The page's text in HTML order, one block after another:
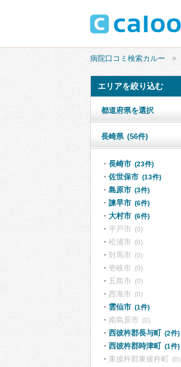
病院口コミ検索カルー
エリアを絞り込む
都道府県を選択
長崎県 (56件)
長崎市 (23件)
佐世保市 (13件)
島原市 (3件)
諫早市 (6件)
大村市 (6件)
平戸市 (0)
松浦市 (0)
対馬市 (0)
壱岐市 (0)
五島市 (0)
西海市 (0)
雲仙市 (1件)
南島原市 (0)
西彼杵郡長与町 (2件)
西彼杵郡時津町 (1件)
東彼杵郡東彼杵町 (0)